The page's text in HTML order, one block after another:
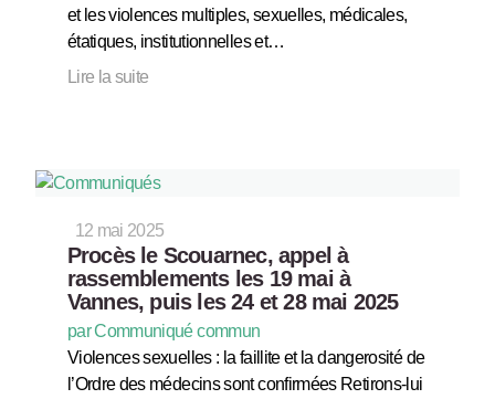
et les violences multiples, sexuelles, médicales,
étatiques, institutionnelles et…
Lire la suite
12 mai 2025
Procès le Scouarnec, appel à
rassemblements les 19 mai à
Vannes, puis les 24 et 28 mai 2025
par Communiqué commun
Violences sexuelles : la faillite et la dangerosité de
l’Ordre des médecins sont confirmées Retirons-lui